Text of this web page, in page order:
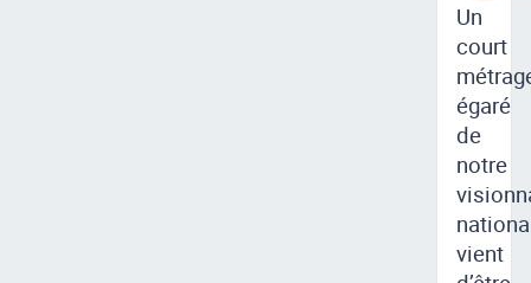
Un
court
égaré
de
notre
vient